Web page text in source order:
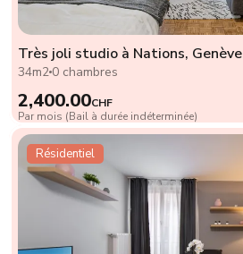
Très joli studio à Nations, Genève
34m2 0 chambres
2,400.00CHF
Par mois (Bail à durée indéterminée)
Résidentiel